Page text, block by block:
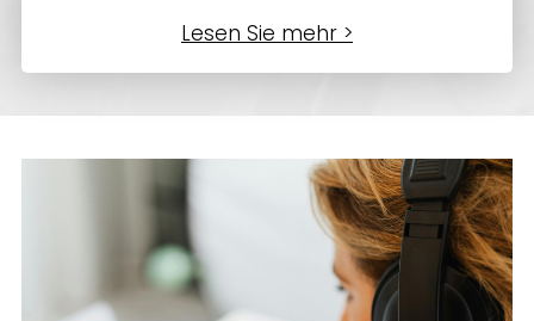
Lesen Sie mehr >